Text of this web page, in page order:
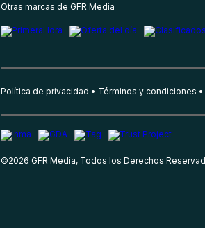
Otras marcas de GFR Media
Política de privacidad Términos y condiciones
©2026 GFR Media, Todos los Derechos